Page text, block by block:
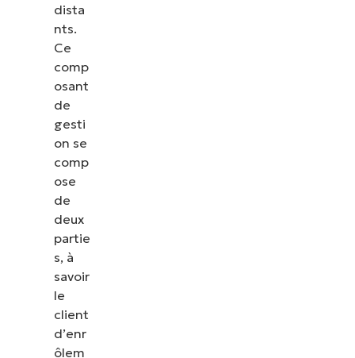
dista
nts.
Ce
comp
osant
de
gesti
on se
comp
ose
de
deux
partie
s, à
savoir
le
client
d’enr
ôlem
Voir NinjaOne en action
Parcourez nos démonstrations à la demande pour
découvrir comment NinjaOne simplifie les tâches